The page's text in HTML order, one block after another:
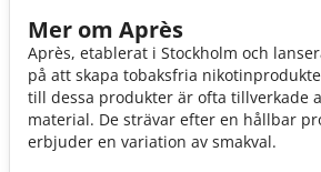
Mer om Après
Après, etablerat i Stockholm och
på att skapa tobaksfria
till dessa produkter är ofta tillverkade
material. De strävar efter en hållbar
erbjuder en variation av smakval.